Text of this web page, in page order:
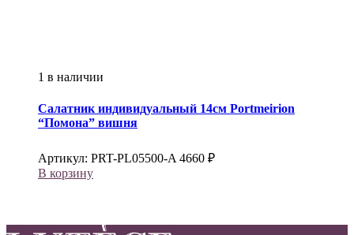
1 в наличии
Салатник индивидуальный 14см Portmeirion
“Помона” вишня
Артикул: PRT-PL05500-A 4660 ₽
В корзину